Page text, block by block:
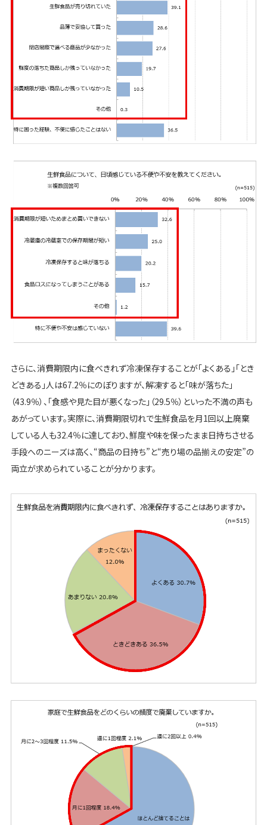
さらに、消費期限内に食べきれず冷凍保存することが「よくある」「とき
どきある」人は67.2％にのぼりますが、解凍すると「味が落ちた」
（43.9％）、「食感や見た目が悪くなった」（29.5％）といった不満の声も
あがっています。実際に、消費期限切れで生鮮食品を月1回以上廃棄
している人も32.4％に達しており、鮮度や味を保ったまま日持ちさせる
手段へのニーズは高く、“商品の日持ち”と“売り場の品揃えの安定”の
両立が求められていることが分かります。